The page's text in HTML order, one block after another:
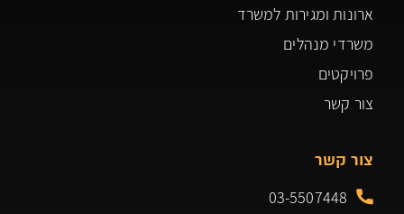
ארונות ומגירות למשרד
משרדי מנהלים
פרויקטים
צור קשר
צור קשר
03-5507448